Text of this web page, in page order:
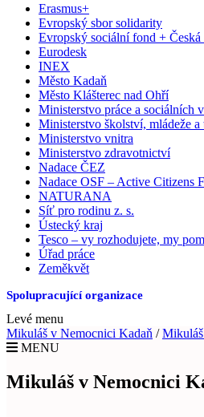
Erasmus+
Evropský sbor solidarity
Evropský sociální fond + Česká
Eurodesk
INEX
Město Kadaň
Město Klášterec nad Ohří
Ministerstvo práce a sociálních
Ministerstvo školství, mládeže
Ministerstvo vnitra
Ministerstvo zdravotnictví
Nadace ČEZ
Nadace OSF – Active Citizens
NATURANA
Síť pro rodinu z. s.
Ústecký kraj
Tesco – vy rozhodujete, my
Úřad práce
Zeměkvět
Spolupracující organizace
Levé menu
Mikuláš v Nemocnici Kadaň /
MENU
Mikuláš v Nemocnici